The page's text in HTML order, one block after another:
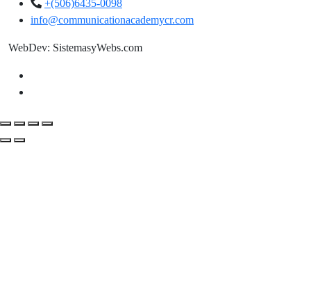
+(506)6435-0098
info@communicationacademycr.com
WebDev: SistemasyWebs.com